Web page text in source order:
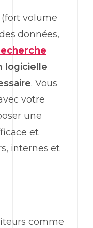
(fort volume
données,
logicielle
. Vous
votre
une
et
internes et
comme